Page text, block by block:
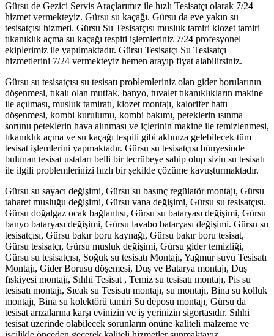
Gürsu de Gezici Servis Araçlarımız ile hızlı Tesisatçı olarak 7/24
hizmet vermekteyiz. Gürsu su kaçağı. Gürsu da eve yakın su
tesisatçısı hizmeti. Gürsu Su Tesisatçısı musluk tamiri klozet tamiri
tıkanıklık açma su kaçağı tespiti işlemleriniz 7/24 profesyonel
ekiplerimiz ile yapılmaktadır. Gürsu Tesisatçı Su Tesisatçı
hizmetlerini 7/24 vermekteyiz hemen arayıp fiyat alabilirsiniz.
Gürsu su tesisatçısı su tesisatı problemleriniz olan gider borularının
döşenmesi, tıkalı olan mutfak, banyo, tuvalet tıkanıklıkların makine
ile açılması, musluk tamiratı, klozet montajı, kalorifer hattı
döşenmesi, kombi kurulumu, kombi bakımı, peteklerin ısınma
sorunu peteklerin hava alınması ve içlerinin makine ile temizlenmesi,
tıkanıklık açma ve su kaçağı tespiti gibi aklınıza gelebilecek tüm
tesisat işlemlerini yapmaktadır. Gürsu su tesisatçısı bünyesinde
bulunan tesisat ustaları belli bir tecrübeye sahip olup sizin su tesisatı
ile ilgili problemlerinizi hızlı bir şekilde çözüme kavuşturmaktadır.
Gürsu su sayacı değişimi, Gürsu su basınç regülatör montajı, Gürsu
taharet musluğu değişimi, Gürsu vana değişimi, Gürsu su tesisatçısı.
Gürsu doğalgaz ocak bağlantısı, Gürsu su bataryası değişimi, Gürsu
banyo bataryası değişimi, Gürsu lavabo bataryası değişimi. Gürsu su
tesisatçısı, Gürsu bakır boru kaynağı, Gürsu bakır boru tesisat,
Gürsu tesisatçı, Gürsu musluk değişimi, Gürsu gider temizliği,
Gürsu su tesisatçısı, Soğuk su tesisatı Montajı, Yağmur suyu Tesisatı
Montajı, Gider Borusu döşemesi, Duş ve Batarya montajı, Duş
fıskiyesi montajı, Sıhhi Tesisat , Temiz su tesisatı montajı, Pis su
tesisatı montajı, Sıcak su Tesisatı montajı, su montajı, Bina su kolluk
montajı, Bina su kolektörü tamiri Su deposu montajı, Gürsu da
tesisat arızalarına karşı evinizin ve iş yerinizin sigortasıdır. Sıhhi
tesisat üzerinde olabilecek sorunların önüne kaliteli malzeme ve